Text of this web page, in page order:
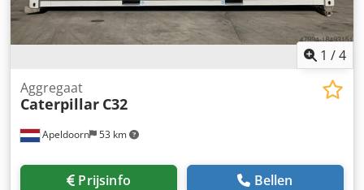
1 /4
Apeldoorn 53 km
Aggregaat
Caterpillar C32
Prijsinfo Bellen